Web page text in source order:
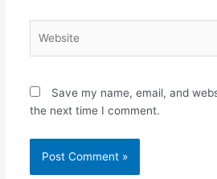
Save my name, email, and
the next time I comment.